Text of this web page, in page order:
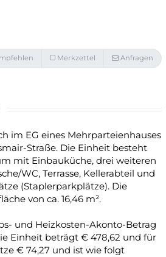
Merkzettel Anfragen
im EG eines Mehrparteienhauses
Straße. Die Einheit besteht
mit Einbauküche, drei weiteren
WC, Terrasse, Kellerabteil und
(Staplerparkplätze). Die
von ca. 16,46 m².
und Heizkosten-Akonto-Betrag
Einheit beträgt € 478,62 und für
€ 74,27 und ist wie folgt